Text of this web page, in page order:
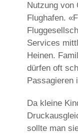
Nutzung von
Flughafen.
Services
Heinen.
dürfen oft
Passagieren
Da kleine
sollte man